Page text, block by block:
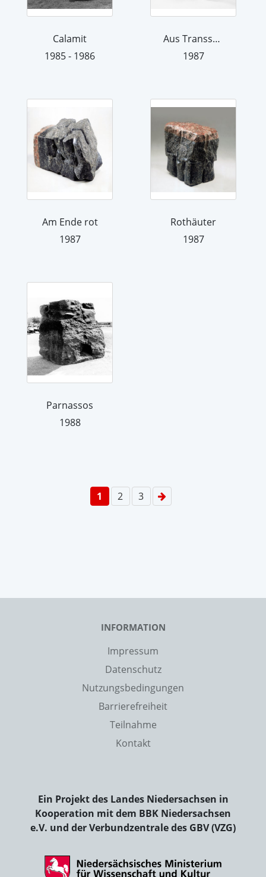
Calamit
1985 - 1986
Aus Transsylvanien
1987
Am Ende rot
1987
Rothäuter
1987
Parnassos
1988
1 2 3
INFORMATION
Impressum
Datenschutz
Nutzungsbedingungen
Barrierefreiheit
Teilnahme
Kontakt
Ein Projekt des Landes Niedersachsen in
Kooperation mit dem BBK Niedersachsen
e.V. und der Verbundzentrale des GBV (VZG)